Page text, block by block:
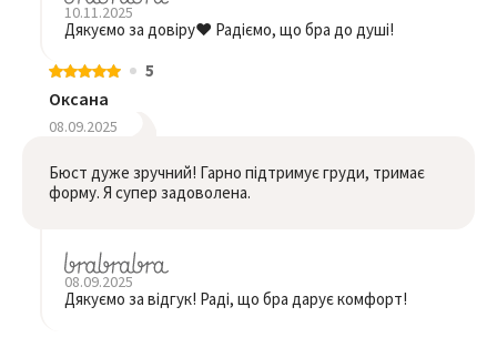
10.11.2025
Дякуємо за довіру❤️ Радіємо, що бра до душі!
5
Оксана
08.09.2025
Бюст дуже зручний! Гарно підтримує груди, тримає
форму. Я супер задоволена.
08.09.2025
Дякуємо за відгук! Раді, що бра дарує комфорт!